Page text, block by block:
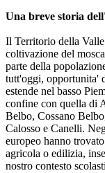
Una breve storia
Il Territorio della Valle
coltivazione del
parte della
tutt'oggi, opportunita'
estende nel basso
confine con quella di
Belbo, Cossano
Calosso e Canelli.
europeo hanno trovato
agricola o edilizia,
nostro contesto